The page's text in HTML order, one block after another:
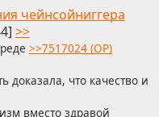
чейнсойниггера
>>
>>7517024 (OP)
доказала, что качество и
вместо здравой